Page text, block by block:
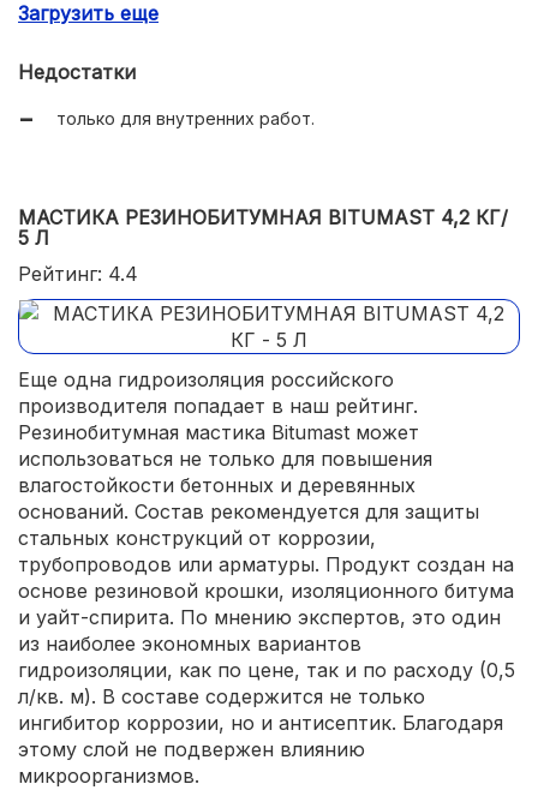
экологичность.
Загрузить еще
Недостатки
только для внутренних работ.
МАСТИКА РЕЗИНОБИТУМНАЯ BITUMAST 4,2 КГ/
5 Л
Рейтинг: 4.4
Еще одна гидроизоляция российского
производителя попадает в наш рейтинг.
Резинобитумная мастика Bitumast может
использоваться не только для повышения
влагостойкости бетонных и деревянных
оснований. Состав рекомендуется для защиты
стальных конструкций от коррозии,
трубопроводов или арматуры. Продукт создан на
основе резиновой крошки, изоляционного битума
и уайт-спирита. По мнению экспертов, это один
из наиболее экономных вариантов
гидроизоляции, как по цене, так и по расходу (0,5
л/кв. м). В составе содержится не только
ингибитор коррозии, но и антисептик. Благодаря
этому слой не подвержен влиянию
микроорганизмов.